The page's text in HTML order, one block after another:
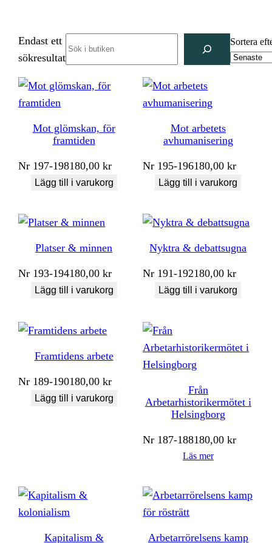
Endast ett
sökresultat
Sortera
Mot glömskan, för
framtiden
Nr 197-198180,00kr
Lägg till i varukorg
Mot arbetets
avhumanisering
Nr 195-196180,00kr
Lägg till i varukorg
Platser & minnen
Nr 193-194180,00kr
Lägg till i varukorg
Nyktra & debattsugna
Nr 191-192180,00kr
Lägg till i varukorg
Framtidens arbete
Nr 189-190180,00kr
Lägg till i varukorg
Från
Arbetarhistorikermötet i
Helsingborg
Nr 187-188180,00kr
Läs mer
Kapitalism & Arbetarrörelsens kamp